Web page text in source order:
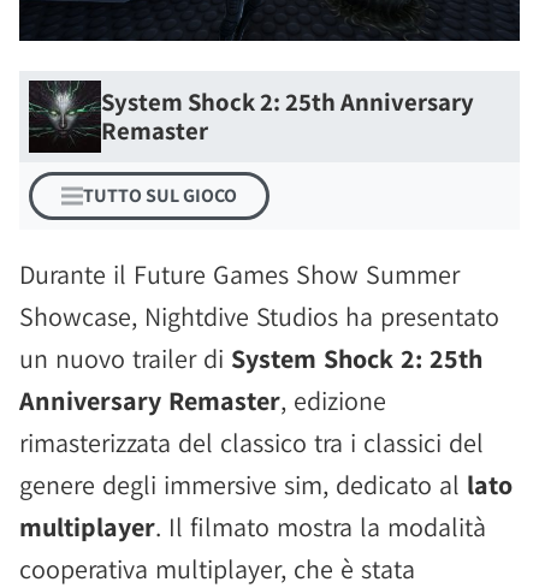
System Shock 2: 25th Anniversary
Remaster
TUTTO SUL GIOCO
Durante il Future Games Show Summer
Showcase, Nightdive Studios ha presentato
un nuovo trailer di System Shock 2: 25th
Anniversary Remaster, edizione
rimasterizzata del classico tra i classici del
genere degli immersive sim, dedicato al lato
multiplayer. Il filmato mostra la modalità
cooperativa multiplayer, che è stata